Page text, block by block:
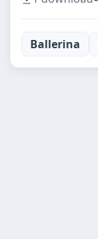
Ballerina